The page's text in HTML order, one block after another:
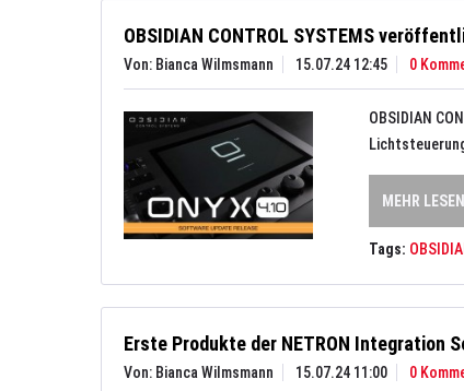
OBSIDIAN CONTROL SYSTEMS
Von: Bianca Wilmsmann 15.07.24 12:45 0
OBSIDIAN
MEHR LESEN
Tags:
Erste Produkte der NETRON Integration
Von: Bianca Wilmsmann 15.07.24 11:00 0